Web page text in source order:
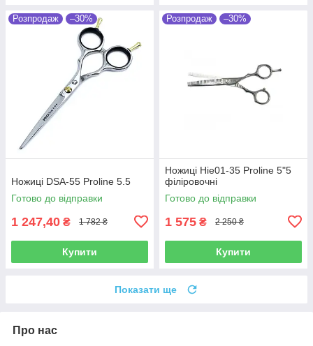
Розпродаж –30%
Ножиці DSA-55 Proline 5.5
Готово до відправки
1 247,40 ₴ 1 782 ₴
Купити
Розпродаж –30%
Ножиці Hie01-35 Proline 5"5
філіровочні
Готово до відправки
1 575 ₴ 2 250 ₴
Купити
Показати ще
Про нас